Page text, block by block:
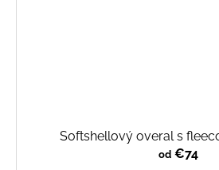
Softshellový overal s
od €74